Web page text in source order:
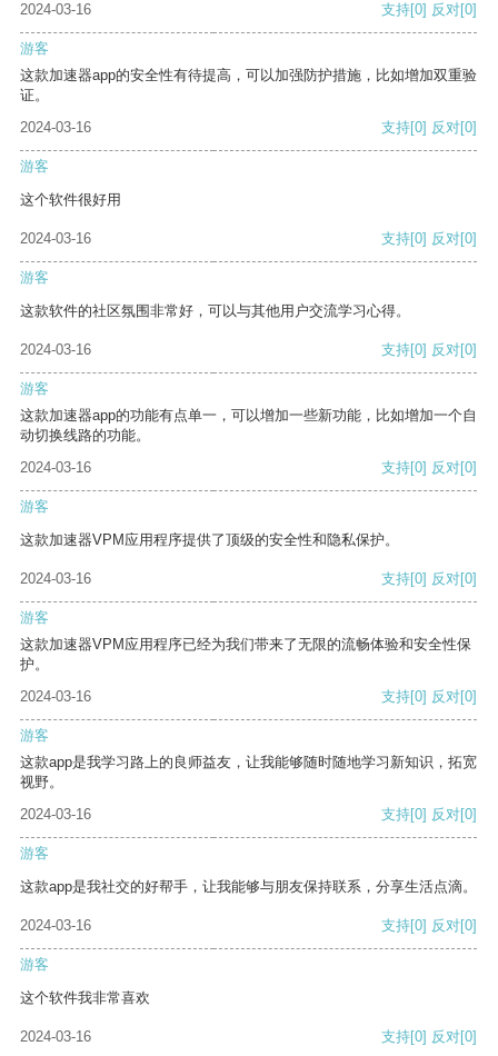
2024-03-16 支持[0] 反对[0]
游客
这款加速器app的安全性有待提高，可以加强防护措施，比如增加双重验
证。
2024-03-16
支持[0] 反对[0]
游客
这个软件很好用
2024-03-16 支持[0] 反对[0]
游客
这款软件的社区氛围非常好，可以与其他用户交流学习心得。
2024-03-16 支持[0] 反对[0]
游客
这款加速器app的功能有点单一，可以增加一些新功能，比如增加一个自
动切换线路的功能。
2024-03-16
支持[0] 反对[0]
游客
这款加速器VPM应用程序提供了顶级的安全性和隐私保护。
2024-03-16 支持[0] 反对[0]
游客
这款加速器VPM应用程序已经为我们带来了无限的流畅体验和安全性保
护。
2024-03-16
支持[0] 反对[0]
游客
这款app是我学习路上的良师益友，让我能够随时随地学习新知识，拓宽
视野。
2024-03-16
支持[0] 反对[0]
游客
这款app是我社交的好帮手，让我能够与朋友保持联系，分享生活点滴。
2024-03-16 支持[0] 反对[0]
游客
这个软件我非常喜欢
2024-03-16 支持[0] 反对[0]